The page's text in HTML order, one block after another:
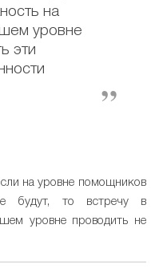
на
уровне
эти
на уровне помощников
будут, то встречу в
уровне проводить не